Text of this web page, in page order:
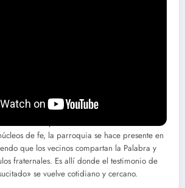
la importancia de las
de fe, la parroquia se hace presente en
que los vecinos compartan la Palabra y
fraternales. Es allí donde el testimonio de
se vuelve cotidiano y cercano.